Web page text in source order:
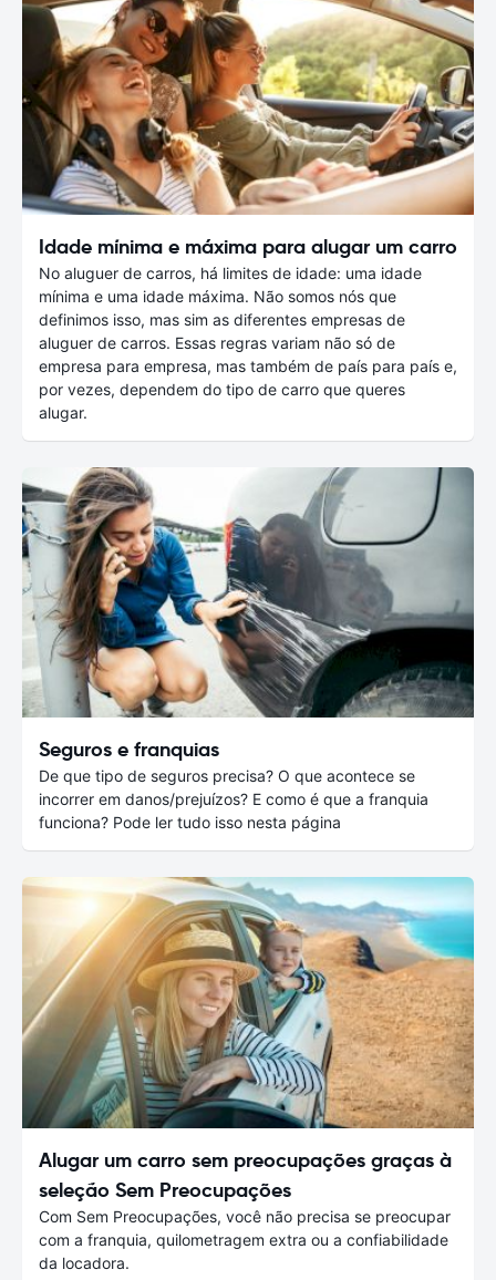
Idade mínima e máxima para alugar um carro
No aluguer de carros, há limites de idade: uma idade
mínima e uma idade máxima. Não somos nós que
definimos isso, mas sim as diferentes empresas de
aluguer de carros. Essas regras variam não só de
empresa para empresa, mas também de país para país e,
por vezes, dependem do tipo de carro que queres
alugar.
Seguros e franquias
De que tipo de seguros precisa? O que acontece se
incorrer em danos/prejuízos? E como é que a franquia
funciona? Pode ler tudo isso nesta página
Alugar um carro sem preocupações graças à
seleção Sem Preocupações
Com Sem Preocupações, você não precisa se preocupar
com a franquia, quilometragem extra ou a confiabilidade
da locadora.